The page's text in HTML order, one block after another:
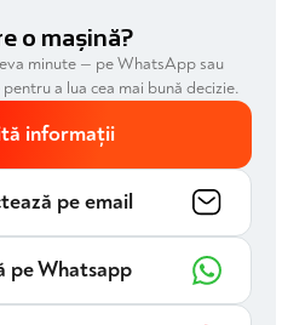
o mașină?
minute — pe WhatsApp sau
a lua cea mai bună decizie.
informații
pe email
pe Whatsapp